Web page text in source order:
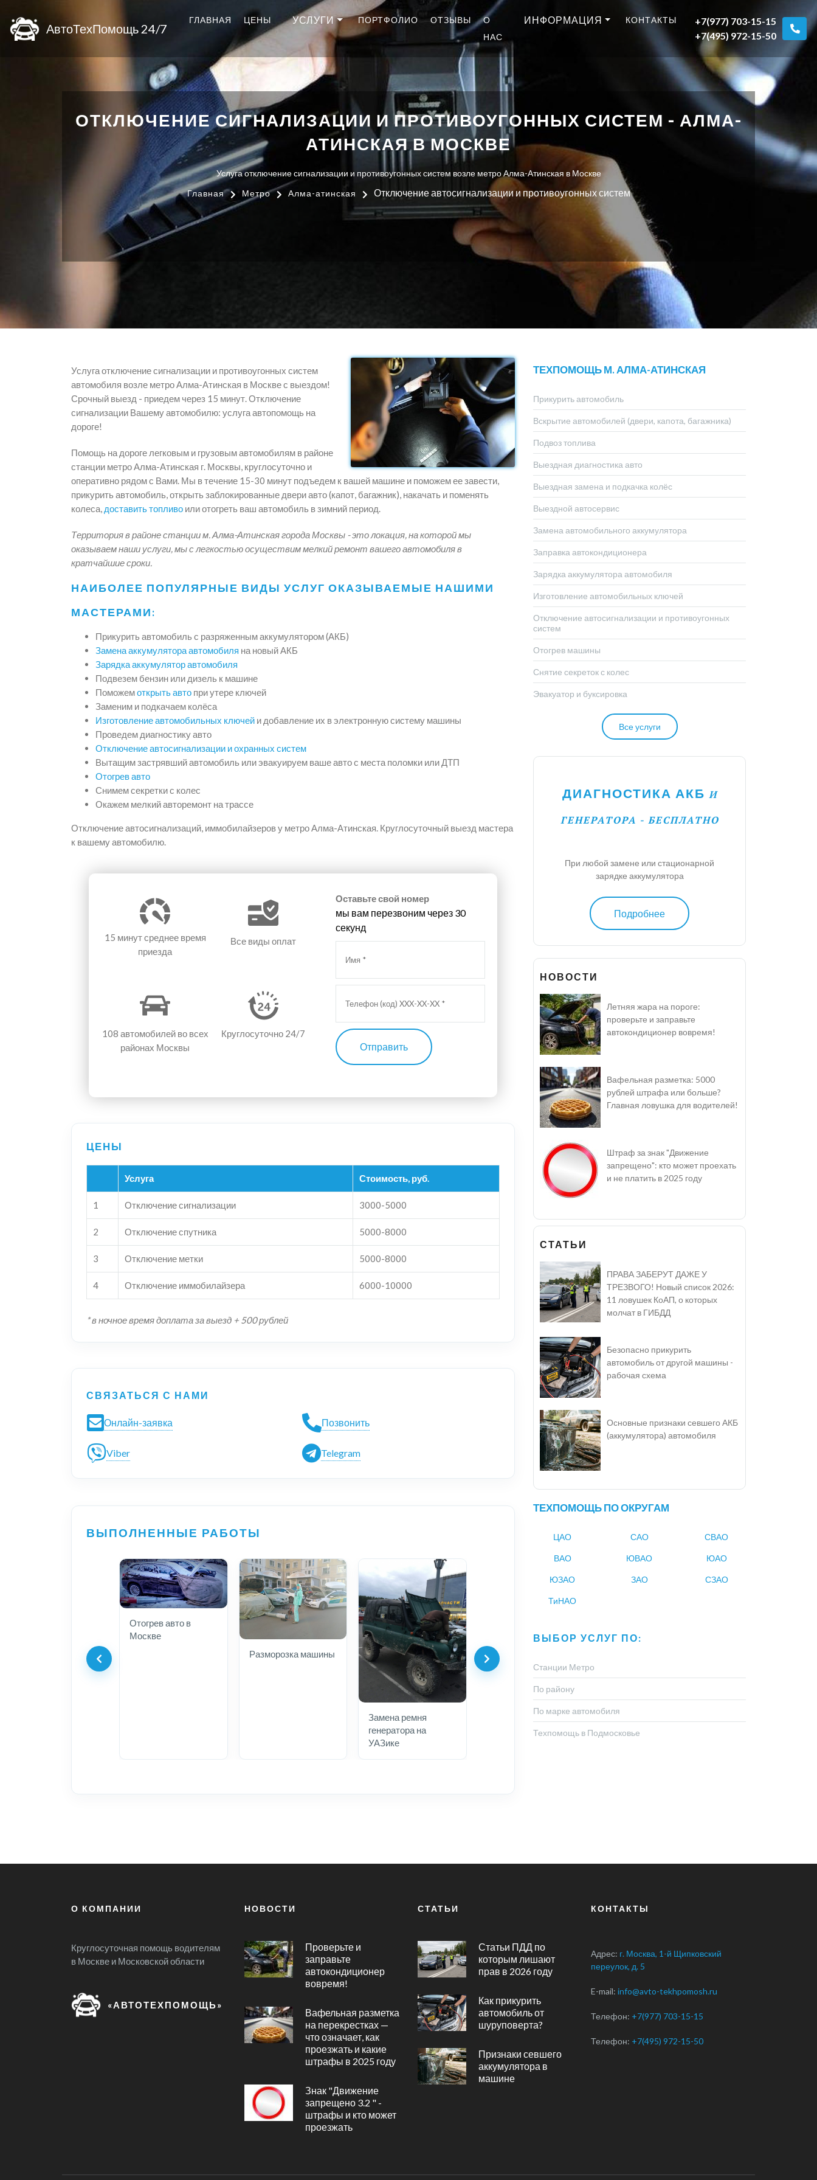
АвтоТехПомощь 24/7
ГЛАВНАЯ ЦЕНЫ УСЛУГИ ПОРТФОЛИО ОТЗЫВЫ
О
НАС
ИНФОРМАЦИЯ КОНТАКТЫ
+7(977) 703-15-15
+7(495) 972-15-50
ОТКЛЮЧЕНИЕ СИГНАЛИЗАЦИИ И ПРОТИВОУГОННЫХ СИСТЕМ - АЛМА-
АТИНСКАЯ В МОСКВЕ
Услуга отключение сигнализации и противоугонных систем возле метро Алма-Атинская в Москве
Главная
Метро Алма-атинская Отключение автосигнализации и противоугонных систем
Услуга отключение сигнализации и противоугонных систем
автомобиля возле метро Алма-Атинская в Москве с выездом!
Срочный выезд - приедем через 15 минут. Отключение
сигнализации Вашему автомобилю: услуга автопомощь на
дороге!
Помощь на дороге легковым и грузовым автомобилям в районе
станции метро Алма-Атинская г. Москвы, круглосуточно и
оперативно рядом с Вами. Мы в течение 15-30 минут подъедем к вашей машине и поможем ее завести,
прикурить автомобиль, открыть заблокированные двери авто (капот, багажник), накачать и поменять
колеса, доставить топливо или отогреть ваш автомобиль в зимний период.
Территория в районе станции м. Алма-Атинская города Москвы - это локация, на которой мы
оказываем наши услуги, мы с легкостью осуществим мелкий ремонт вашего автомобиля в
кратчайшие сроки.
НАИБОЛЕЕ ПОПУЛЯРНЫЕ ВИДЫ УСЛУГ ОКАЗЫВАЕМЫЕ НАШИМИ
МАСТЕРАМИ:
Прикурить автомобиль с разряженным аккумулятором (АКБ)
Замена аккумулятора автомобиля на новый АКБ
Зарядка аккумулятор автомобиля
Подвезем бензин или дизель к машине
Поможемоткрыть авто при утере ключей
Заменим и подкачаем колёса
Изготовление автомобильных ключей и добавление их в электронную систему машины
Проведем диагностику авто
Отключение автосигнализации и охранных систем
Вытащим застрявший автомобиль или эвакуируем ваше авто с места поломки или ДТП
Отогрев авто
Снимем секретки с колес
Окажем мелкий авторемонт на трассе
Отключение автосигнализаций, иммобилайзеров у метро Алма-Атинская. Круглосуточный выезд мастера
к вашему автомобилю.
15 минутсреднее время
приезда
Все виды оплат
108 автомобилей во всех
районах Москвы
Круглосуточно 24/7
Оставьте свой номер
мы вам перезвоним через 30
секунд
Отправить
Услуга Стоимость, руб.
1 Отключение сигнализации 3000-5000
2 Отключение спутника 5000-8000
3 Отключение метки 5000-8000
4 Отключение иммобилайзера 6000-10000
* в ночное время доплата за выезд + 500 рублей
СВЯЗАТЬСЯ С НАМИ
Онлайн-заявка Позвонить
Viber Telegram
ВЫПОЛНЕННЫЕ РАБОТЫ
Отогрев авто в
Москве
Разморозка машины
Замена ремня
генератора на
УАЗике
ТЕХПОМОЩЬ М. АЛМА-АТИНСКАЯ
Прикурить автомобиль
Вскрытие автомобилей (двери, капота, багажника)
Подвоз топлива
Выездная диагностика авто
Выездная замена и подкачка колёс
Выездной автосервис
Замена автомобильного аккумулятора
Заправка автокондиционера
Зарядка аккумулятора автомобиля
Изготовление автомобильных ключей
Отключение автосигнализации и противоугонных
систем
Отогрев машины
Снятие секреток с колес
Эвакуатор и буксировка
Все услуги
ДИАГНОСТИКА АКБ И
ГЕНЕРАТОРА - БЕСПЛАТНО
При любой замене или стационарной
зарядке аккумулятора
Подробнее
НОВОСТИ
Летняя жара на пороге:
проверьте и заправьте
автокондиционер вовремя!
Вафельная разметка: 5000
рублей штрафа или больше?
Главная ловушка для водителей!
Штраф за знак "Движение
запрещено": кто может проехать
и не платить в 2025 году
СТАТЬИ
ПРАВА ЗАБЕРУТ ДАЖЕ У
ТРЕЗВОГО! Новый список 2026:
11 ловушек КоАП, о которых
молчат в ГИБДД
Безопасно прикурить
автомобиль от другой машины -
рабочая схема
Основные признаки севшего АКБ
(аккумулятора) автомобиля
ТЕХПОМОЩЬ ПО ОКРУГАМ
ЦАО САО СВАО
ВАО ЮВАО ЮАО
ЮЗАО ЗАО СЗАО
ТиНАО
ВЫБОР УСЛУГ ПО:
Станции Метро
По району
По марке автомобиля
Техпомощь в Подмосковье
О КОМПАНИИ
Круглосуточная помощь водителям
в Москве и Московской области
«АВТОТЕХПОМОЩЬ»
НОВОСТИ
Проверьте и
заправьте
автокондиционер
вовремя!
Вафельная разметка
на перекрестках —
что означает, как
проезжать и какие
штрафы в 2025 году
Знак "Движение
запрещено 3.2 " -
штрафы и кто может
проезжать
СТАТЬИ
Статьи ПДД по
которым лишают
прав в 2026 году
Как прикурить
автомобиль от
шуруповерта?
Признаки севшего
аккумулятора в
машине
КОНТАКТЫ
Адрес: г. Москва, 1-й Щипковский
переулок, д. 5
E-mail: info@avto-tekhpomosh.ru
Телефон: +7(977) 703-15-15
Телефон: +7(495) 972-15-50